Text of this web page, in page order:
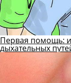
Первая помощь:
дыхательных